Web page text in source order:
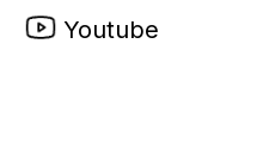
Youtube